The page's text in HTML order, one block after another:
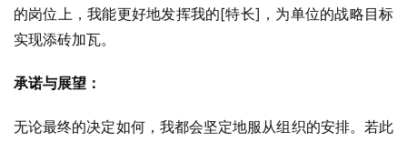
的岗位上，我能更好地发挥我的[特长]，为单位的战略目标
实现添砖加瓦。
承诺与展望：
无论最终的决定如何，我都会坚定地服从组织的安排。若此